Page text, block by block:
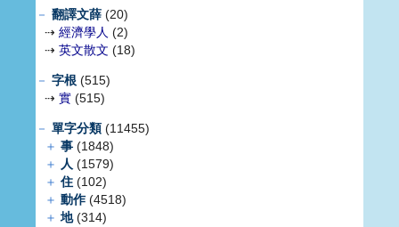
－ 翻譯文薛 (20)
⇢ 經濟學人 (2)
⇢ 英文散文 (18)
－ 字根 (515)
⇢ 實 (515)
－ 單字分類(11455)
＋ 事 (1848)
＋ 人 (1579)
＋ 住 (102)
＋ 動作(4518)
＋ 地(314)